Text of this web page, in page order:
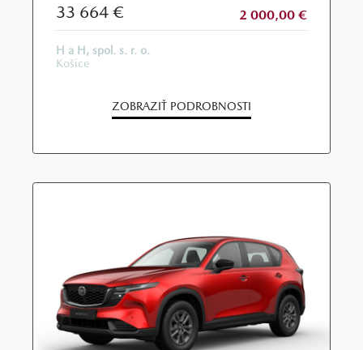
33 664 € 2 000,00 €
H a H, spol. s. r. o.
Košice
ZOBRAZIŤ PODROBNOSTI